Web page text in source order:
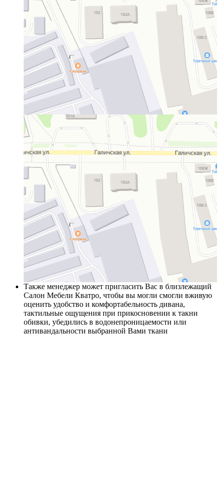
Также менеджер может пригласить Вас в близлежащий
Салон Мебели Кватро, чтобы вы могли смогли вживую
оценить удобство и комфортабельность дивана,
тактильные ощущения при прикосновении к такни
обивки, убедились в водонепроницаемости или
антивандальности выбранной Вами ткани